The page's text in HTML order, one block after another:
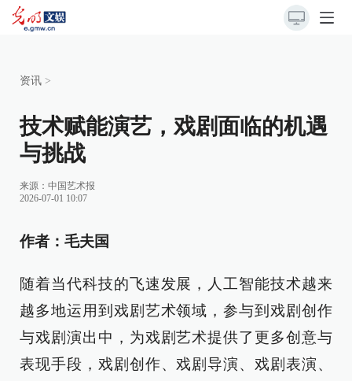
资讯 >
技术赋能演艺，戏剧面临的机遇
与挑战
来源： 中国艺术报
2026-07-01 10:07
作者：毛夫国
随着当代科技的飞速发展，人工智能技术越来
越多地运用到戏剧艺术领域，参与到戏剧创作
与戏剧演出中，为戏剧艺术提供了更多创意与
表现手段，戏剧创作、戏剧导演、戏剧表演、